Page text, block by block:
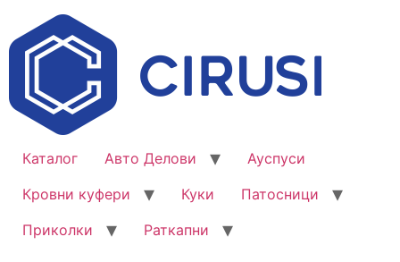
Каталог Авто Делови
Ауспуси
Кровни куфери
Куки
Патосници
Приколки
Раткапни